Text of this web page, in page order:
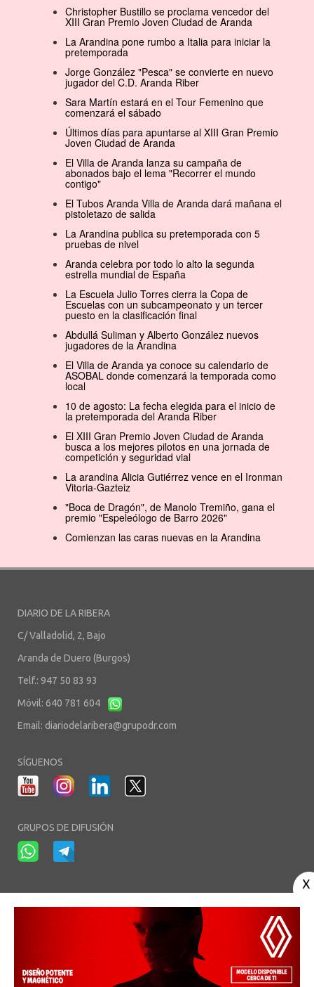
Christopher Bustillo se proclama vencedor del
XIII Gran Premio Joven Ciudad de Aranda
La Arandina pone rumbo a Italia para iniciar la
pretemporada
Jorge González "Pesca" se convierte en nuevo
jugador del C.D. Aranda Riber
Sara Martín estará en el Tour Femenino que
comenzará el sábado
Últimos días para apuntarse al XIII Gran Premio
Joven Ciudad de Aranda
El Villa de Aranda lanza su campaña de
abonados bajo el lema "Recorrer el mundo
contigo"
El Tubos Aranda Villa de Aranda dará mañana el
pistoletazo de salida
La Arandina publica su pretemporada con 5
pruebas de nivel
Aranda celebra por todo lo alto la segunda
estrella mundial de España
La Escuela Julio Torres cierra la Copa de
Escuelas con un subcampeonato y un tercer
puesto en la clasificación final
Abdullá Suliman y Alberto González nuevos
jugadores de la Arandina
El Villa de Aranda ya conoce su calendario de
ASOBAL donde comenzará la temporada como
local
10 de agosto: La fecha elegida para el inicio de
la pretemporada del Aranda Riber
El XIII Gran Premio Joven Ciudad de Aranda
busca a los mejores pilotos en una jornada de
competición y seguridad vial
La arandina Alicia Gutiérrez vence en el Ironman
Vitoria-Gazteiz
"Boca de Dragón", de Manolo Tremiño, gana el
premio "Espeleólogo de Barro 2026"
Comienzan las caras nuevas en la Arandina
DIARIO DE LA RIBERA
C/ Valladolid, 2, Bajo
Aranda de Duero (Burgos)
Telf.: 947 50 83 93
Móvil: 640 781 604
Email: diariodelaribera@grupodr.com
SÍGUENOS
GRUPOS DE DIFUSIÓN
Aviso Legal - Política de Privacidad -Política de Cookies Área privada